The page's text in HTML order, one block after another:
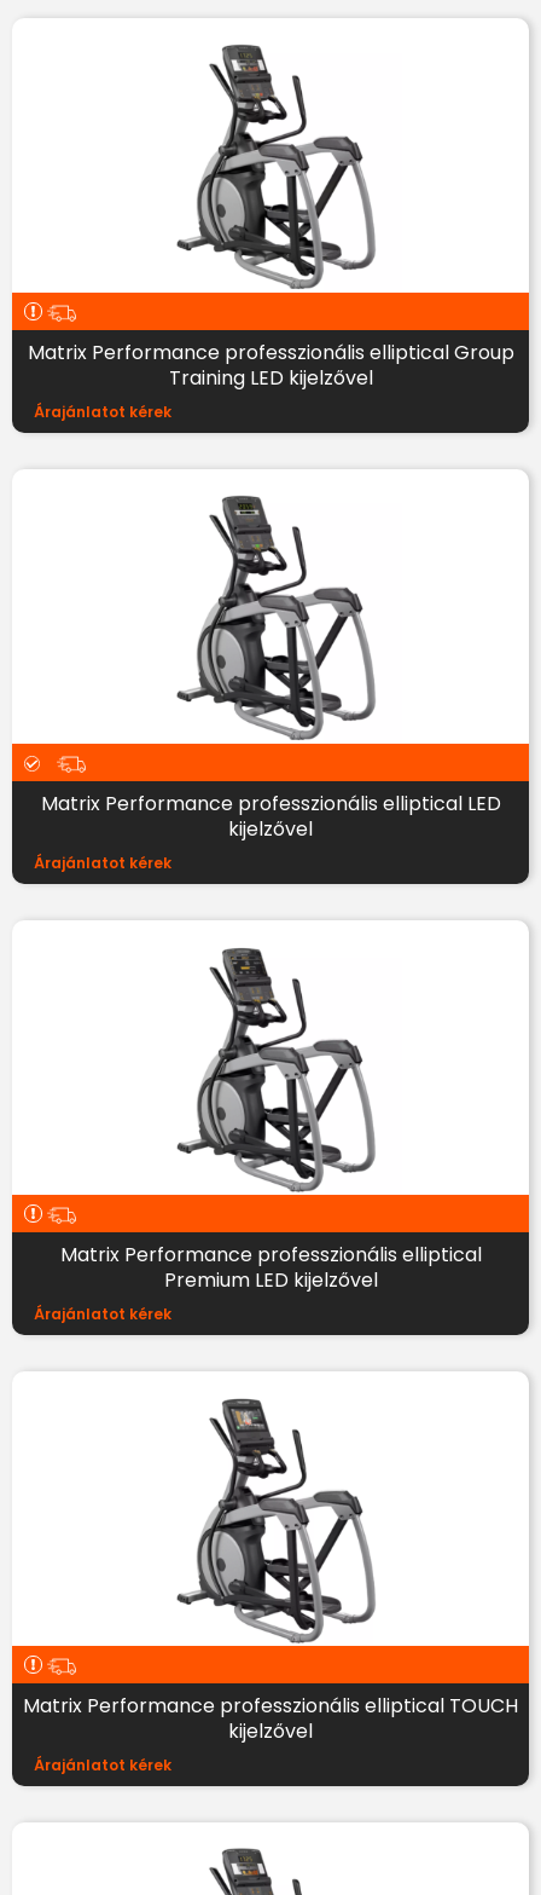
Matrix Performance professzionális elliptical Group
Training LED kijelzővel
Árajánlatot kérek
Matrix Performance professzionális elliptical LED
kijelzővel
Árajánlatot kérek
Matrix Performance professzionális elliptical
Premium LED kijelzővel
Árajánlatot kérek
Matrix Performance professzionális elliptical TOUCH
kijelzővel
Árajánlatot kérek